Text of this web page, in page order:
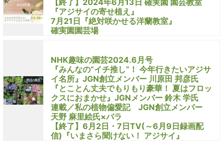
【終了】2024年6月13日 確実園 園芸教室
『アジサイの寄せ植え』
7月21日『絶対咲かせる洋蘭教室』
確実園園芸場
NHK趣味の園芸2024.6月号
『みんなの”イチ推し”！ 今年行きたいアジサ
イ名所』JGN創立メンバー 川原田 邦彦氏
『とことん丈夫でもりもり豪華！ 夏はフロッ
クスにおまかせ』JGNメンバー 鈴木 学氏
連載／私の植物偏愛記 JGN創立メンバー
天野 麻里絵氏×バラ
【終了】6月2日・7日TV(～6月9日録画配
信)『いまさら聞けない！ アジサイ』